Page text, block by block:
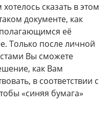
сказать в этом
документе, как
полагающимся её
Только после личной
Вы сможете
как Вам
в соответствии с
«синяя бумага»